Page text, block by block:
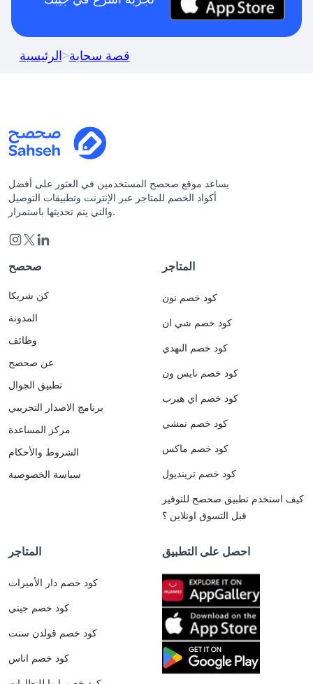
الرئيسية>قصة سحابة
يساعد موقع صحصح المستخدمين في العثور على أفضل
أكواد الخصم للمتاجر عبر الإنترنت وتطبيقات التوصيل
والتي يتم تحديثها باستمرار.
صحصح
كن شريكا
المدونة
وظائف
عن صحصح
تطبيق الجوال
برنامج الاصدار التجريبي
مركز المساعدة
الشروط والأحكام
سياسة الخصوصية
المتاجر
كود خصم نون
كود خصم شي ان
كود خصم النهدي
كود خصم نايس ون
كود خصم اي هيرب
كود خصم نمشي
كود خصم ماكس
كود خصم ترينديول
كيف استخدم تطبيق صحصح للتوفير
قبل التسوق اونلاين ؟
المتاجر
كود خصم دار الأميرات
كود خصم جيني
كود خصم قولدن سنت
كود خصم اناس
احصل على التطبيق